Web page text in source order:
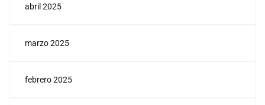
abril 2025
marzo 2025
febrero 2025